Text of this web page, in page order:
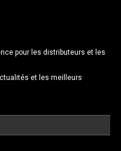
pour les distributeurs et les
et les meilleurs